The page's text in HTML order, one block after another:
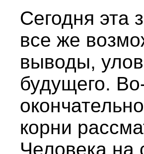
Сегодня эта
все же
выводы,
будущего.
корни
Человека на